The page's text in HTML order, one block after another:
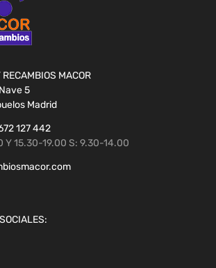
MACOR
5
Madrid
127 442
Y 15.30-19.00 S: 9.30-14.00